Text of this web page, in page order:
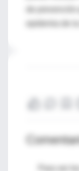
Para ver